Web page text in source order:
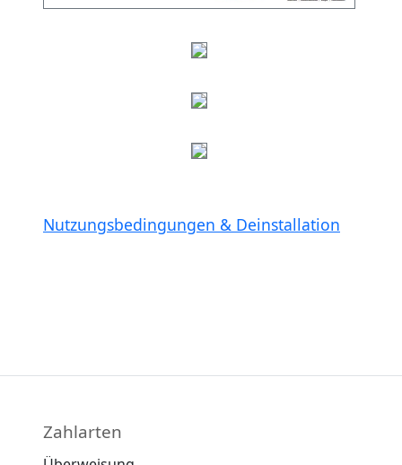
Nutzungsbedingungen & Deinstallation
Zahlarten